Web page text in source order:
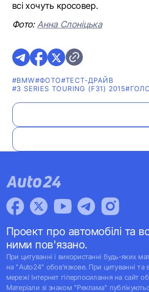
всі хочуть кросовер.
Фото: Анна Слоніцька
#BMW#ФОТО#ТЕСТ-ДРАЙВ
#3 SERIES TOURING (F31) 2015
Проект про автомобілі та
ними пов'язано.
При цитуванні і використанні будь-яких
на "Auto24" обов'язкове. При цитуванні та
мережі Інтернет гіперпосилання на сайт
Матеріали зі знаком "Реклама"